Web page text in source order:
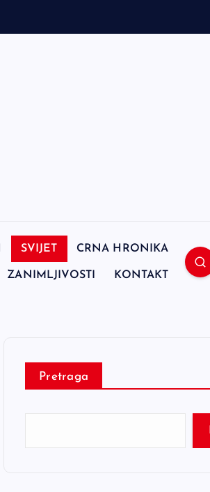
SVIJET CRNA HRONIKA
ZANIMLJIVOSTI KONTAKT
Pretraga